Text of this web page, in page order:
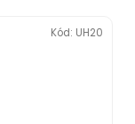
Kód: UH20